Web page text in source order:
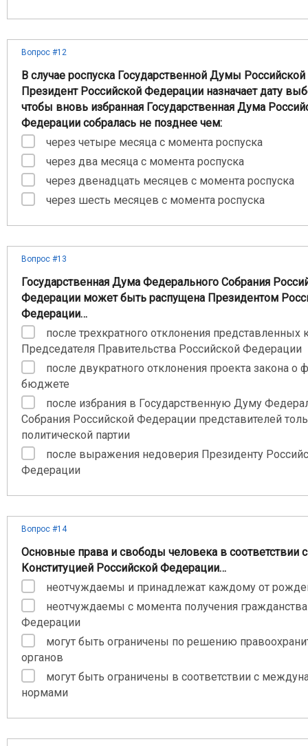
Вопрос #12
В случае роспуска Государственной Думы
Президент Российской Федерации назначает дату
чтобы вновь избранная Государственная Дума
Федерации собралась не позднее чем:
через четыре месяца с момента роспуска
через два месяца с момента роспуска
через двенадцать месяцев с момента роспуска
через шесть месяцев с момента роспуска
Вопрос #13
Государственная Дума Федерального Собрания
Федерации может быть распущена Президентом
Федерации…
после трехкратного отклонения представленных
Председателя Правительства Российской Федерации
после двукратного отклонения проекта закона о
бюджете
после избрания в Государственную Думу
Собрания Российской Федерации представителей
политической партии
после выражения недоверия Президенту
Федерации
Вопрос #14
Основные права и свободы человека в соответствии с
Конституцией Российской Федерации…
неотчуждаемы и принадлежат каждому от
неотчуждаемы с момента получения
Федерации
могут быть ограничены по решению
органов
могут быть ограничены в соответствии с
нормами